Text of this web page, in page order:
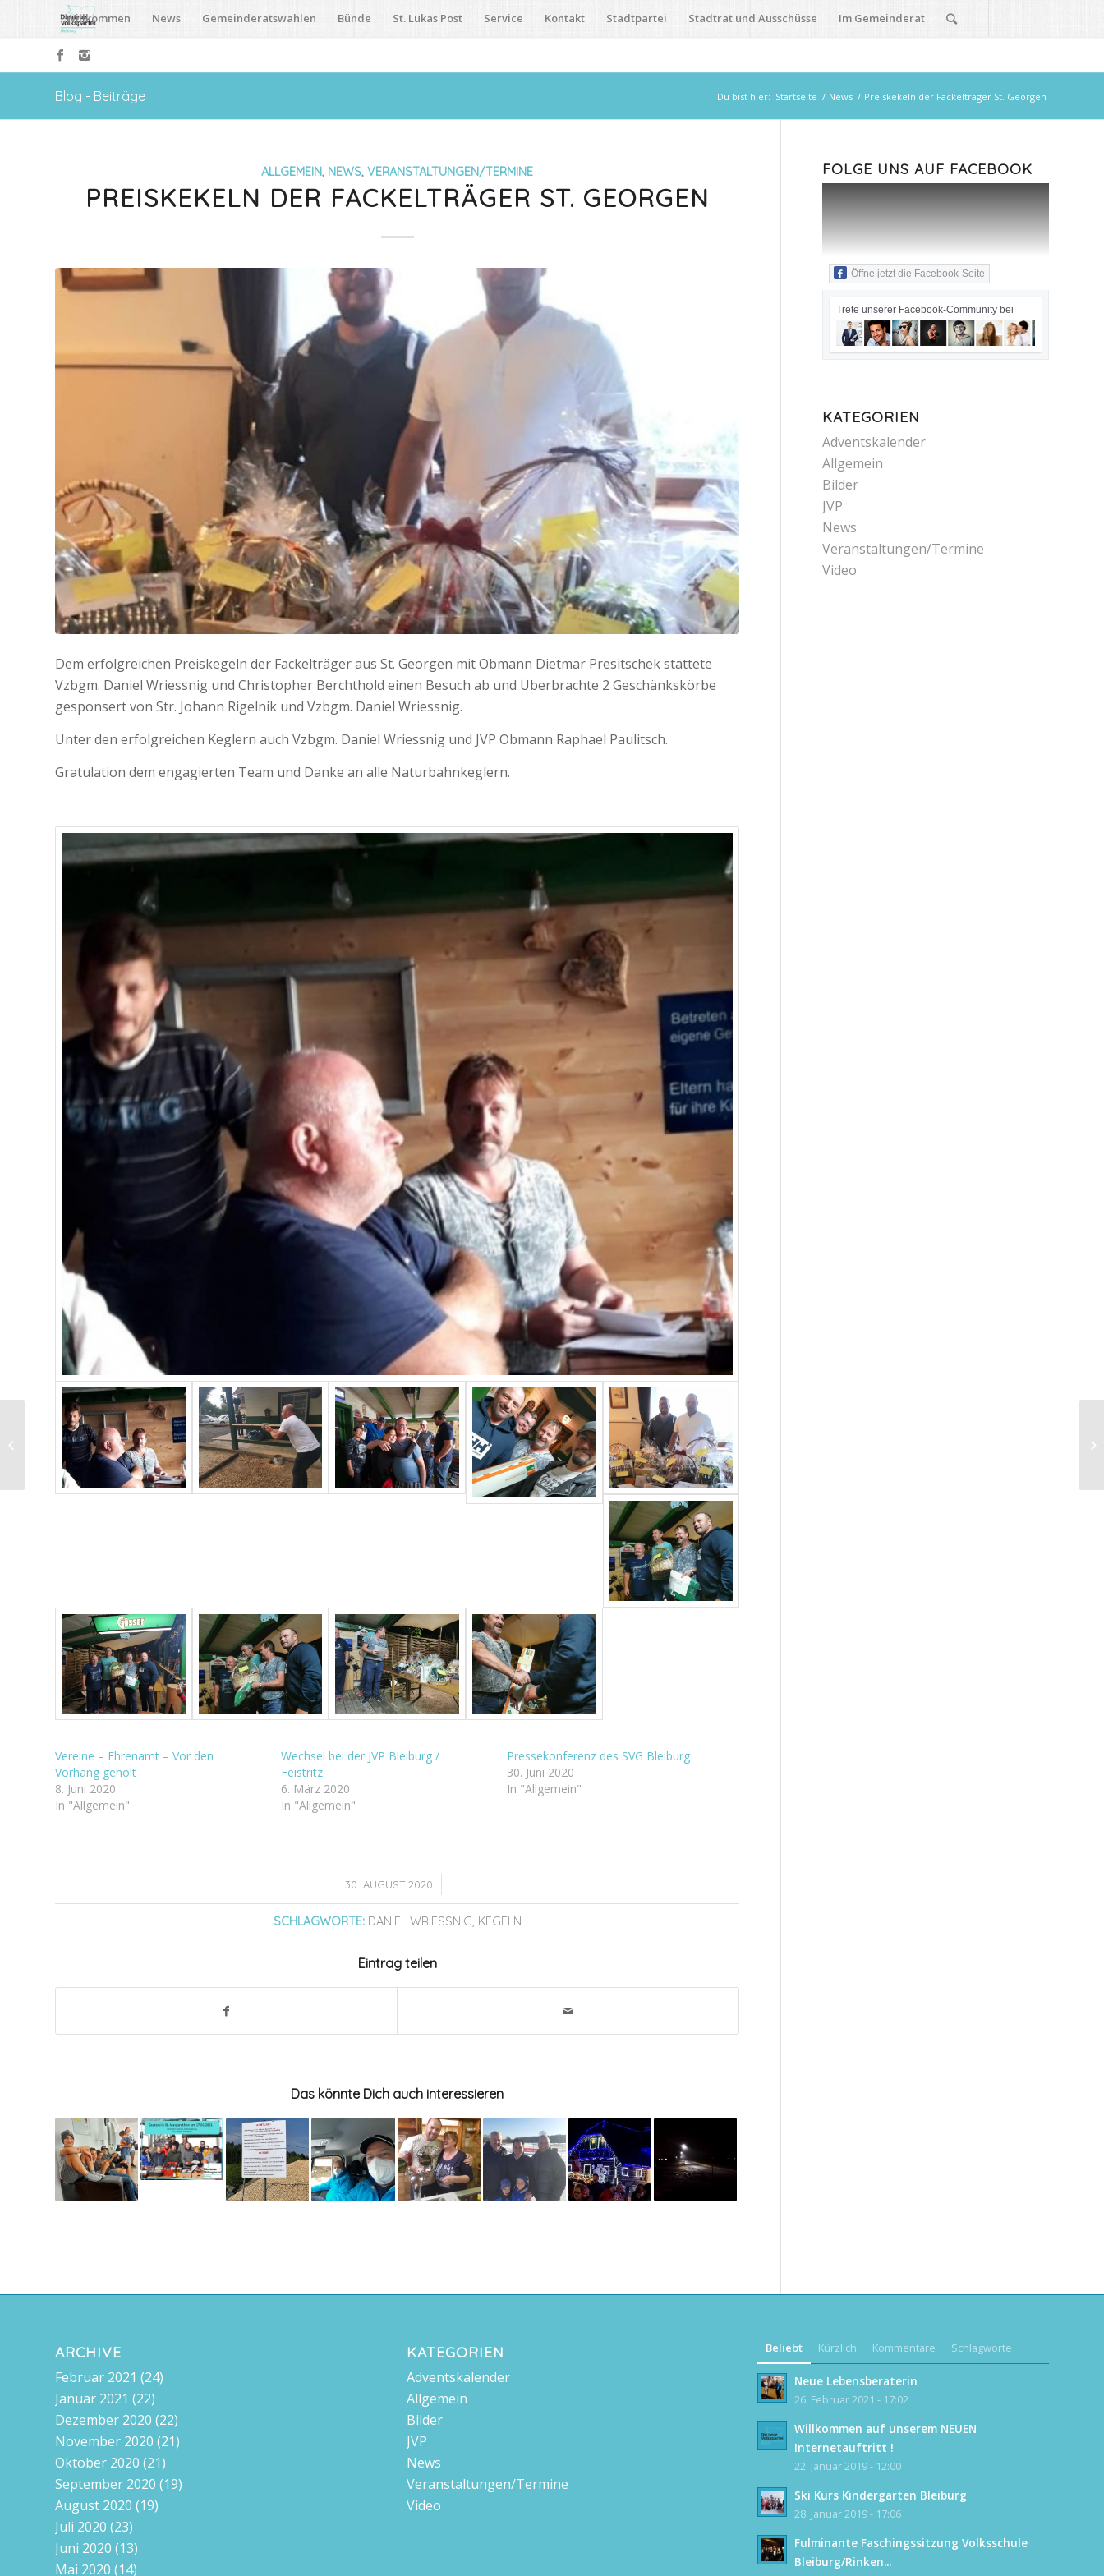
Willkommen News Gemeinderatswahlen Bünde St. Lukas Post Service Kontakt Stadtpartei Stadtrat und Ausschüsse Im Gemeinderat
Blog - Beiträge Du bist hier: Startseite / News / Preiskekeln der Fackelträger St. Georgen
ALLGEMEIN, NEWS,VERANSTALTUNGEN/TERMINE
PREISKEKELN DER FACKELTRÄGER ST. GEORGEN
Dem erfolgreichen Preiskegeln der Fackelträger aus St. Georgen mit Obmann Dietmar Presitschek stattete
Vzbgm. Daniel Wriessnig und Christopher Berchthold einen Besuch ab und Überbrachte 2 Geschänkskörbe
gesponsert von Str. Johann Rigelnik und Vzbgm. Daniel Wriessnig.
Unter den erfolgreichen Keglern auch Vzbgm. Daniel Wriessnig und JVP Obmann Raphael Paulitsch.
Gratulation dem engagierten Team und Danke an alle Naturbahnkeglern.
Vereine – Ehrenamt – Vor den
Vorhang geholt
8. Juni 2020
In "Allgemein"
Wechsel bei der JVP Bleiburg /
Feistritz
6. März 2020
In "Allgemein"
Pressekonferenz des SVG Bleiburg
30. Juni 2020
In "Allgemein"
30. AUGUST 2020
/
SCHLAGWORTE: DANIEL WRIESSNIG, KEGELN
Eintrag teilen
Das könnte Dich auch interessieren
FOLGE UNS AUF FACEBOOK
Öffne jetzt die Facebook-Seite
Trete unserer Facebook-Community bei
KATEGORIEN
Adventskalender
Allgemein
Bilder
JVP
News
Veranstaltungen/Termine
Video
ARCHIVE
Februar 2021 (24)
Januar 2021 (22)
Dezember 2020 (22)
November 2020 (21)
Oktober 2020 (21)
September 2020 (19)
August 2020 (19)
Juli 2020 (23)
Juni 2020 (13)
Mai 2020 (14)
KATEGORIEN
Adventskalender
Allgemein
Bilder
JVP
News
Veranstaltungen/Termine
Video
Beliebt Kürzlich Kommentare Schlagworte
Neue Lebensberaterin
26. Februar 2021 - 17:02
Willkommen auf unserem NEUEN
Internetauftritt !
22. Januar 2019 - 12:00
Ski Kurs Kindergarten Bleiburg
28. Januar 2019 - 17:06
Fulminante Faschingssitzung Volksschule
Bleiburg/Rinken...
Presseempfang im
Werner Berg Museum